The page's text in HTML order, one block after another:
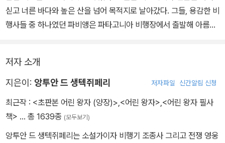
싣고 너른 바다와 높은 산을 넘어 목적지로 날아갔다. 그들, 용감한 비
행사들 중 하나였던 파비앵은 파타고니아 비행장에서 출발해 아름다
날 우편기가 기다렸다.
부에노스아이레스 항공 우편국의 담당자 리비에르는 직무 수행에 있
일에 있어서, 그리고 자신이 관리하는 인력에 있어서 매우 엄격한 인
물이었다. 심지어 그곳에서 오랫동안 근무한 베테랑 정비사의 조그마
한 실수조차 결코 용납하지 않았다. 그는 인간이 자기 이외의 것을 향
저자 소개
지은이: 앙투안 드 생텍쥐페리 저자파일 신간알림 신청
최근작 : <초판본 어린 왕자 (양장)>,<어린 왕자>,<어린 왕자 필사
책> … 총 1639종 (모두보기)
앙투안 드 생텍쥐페리는 소설가이자 비행기 조종사 그리고 전쟁 영웅